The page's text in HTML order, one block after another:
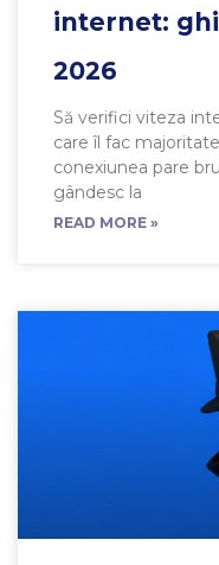
internet:
2026
Să verifici viteza
care îl fac
conexiunea pare
gândesc la
READ MORE »